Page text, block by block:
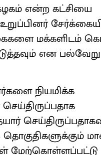
என்ற கட்சியை
மக்களிடம்
என பல்வேறு
நியமிக்க
தொகுதிகளுக்கும்
மேற்கொள்ளப்பட்டு